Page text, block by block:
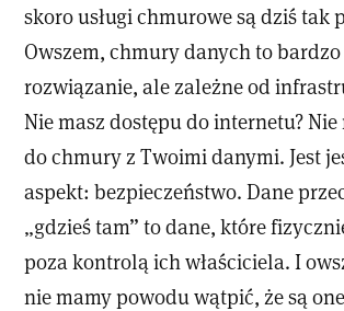
skoro usługi chmurowe są dziś tak
Owszem, chmury danych to
rozwiązanie, ale zależne od
Nie masz dostępu do internetu?
do chmury z Twoimi danymi. Jest
aspekt: bezpieczeństwo. Dane
„gdzieś tam” to dane, które
poza kontrolą ich właściciela. I
nie mamy powodu wątpić, że są